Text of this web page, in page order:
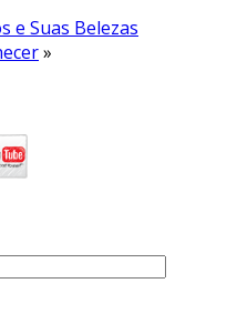
e Suas Belezas
»